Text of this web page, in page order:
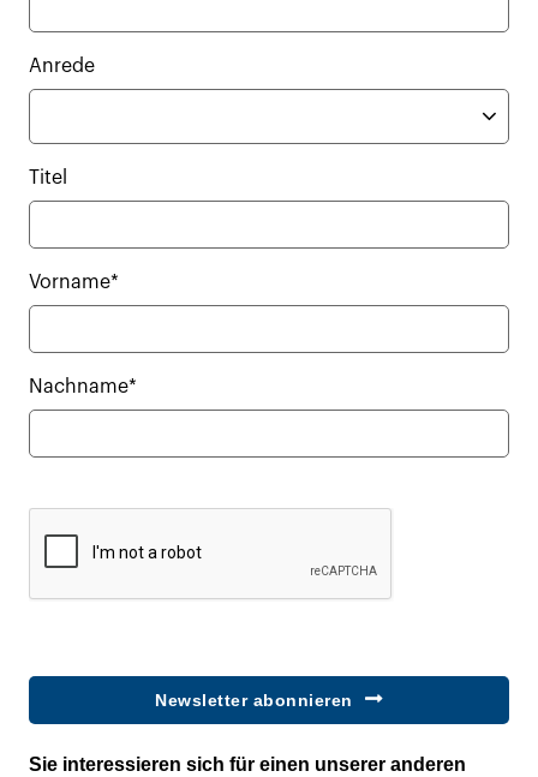
Anrede
Titel
Vorname*
Nachname*
Newsletter abonnieren
Sie interessieren sich für einen unserer anderen